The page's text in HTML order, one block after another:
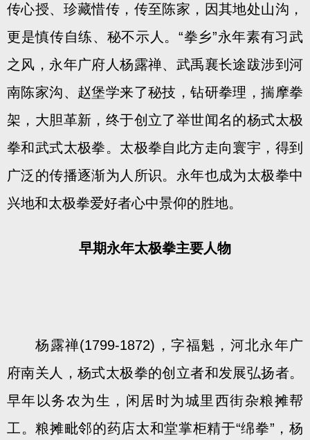
传心授、珍藏惜传，传至陈家，因其地处山沟，
更是慎传自练、秘不示人。“拳乡”永年素有习武
之风，永年广府人杨露禅、武禹襄长途跋涉到河
南陈家沟、赵堡学来了秘技，钻研拳理，揣摩拳
架，大胆革新，终于创立了举世闻名的杨式太极
拳和武式太极拳。太极拳自此方走向寰宇，得到
广泛的传播逐渐为人所识。永年也成为太极拳中
兴地和太极拳爱好者心中景仰的胜地。
早期永年太极拳主要人物
杨露禅(1799-1872)，字福魁，河北永年广
府南关人，杨式太极拳的创立者和发展弘扬者。
早年以务农为生，闲居时为城里西街杂粮摊帮
工。粮摊毗邻的药店太和堂掌柜精于“绵拳”，杨